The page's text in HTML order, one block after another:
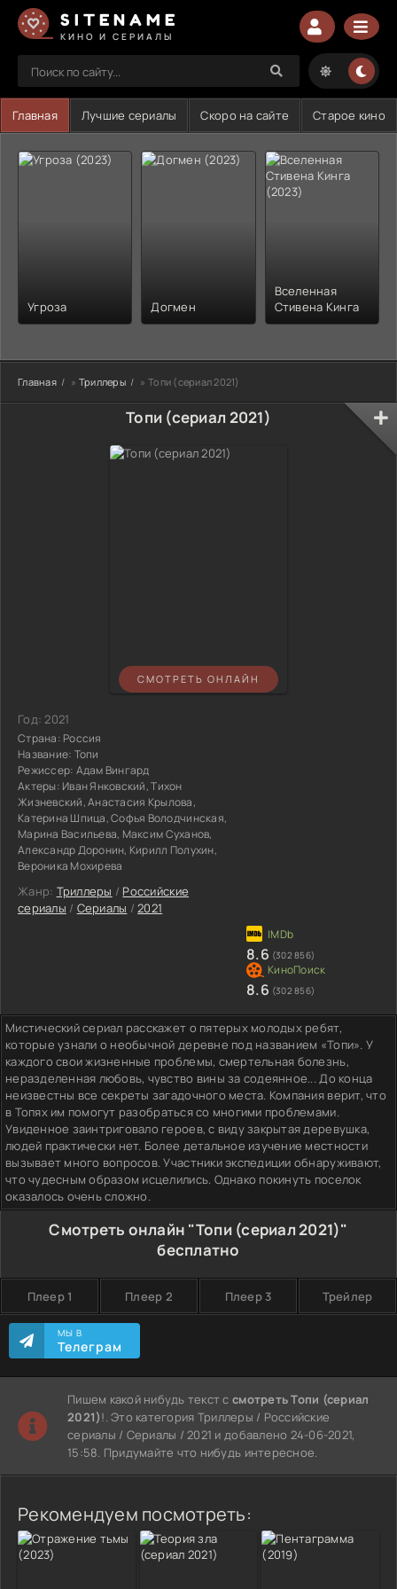
SITENAME
КИНО И СЕРИАЛЫ
Главная Лучшие сериалы Скоро на сайте Старое кино
Угроза Догмен
Вселенная
Стивена Кинга
Главная » Триллеры » Топи (сериал 2021)
Топи (сериал 2021)
СМОТРЕТЬ ОНЛАЙН
Год:2021
Страна: Россия
Название: Топи
Режиссер: Адам Вингард
Актеры: Иван Янковский, Тихон
Жизневский, Анастасия Крылова,
Катерина Шпица, Софья Володчинская,
Марина Васильева, Максим Суханов,
Александр Доронин, Кирилл Полухин,
Вероника Мохирева
Жанр: Триллеры / Российские
сериалы / Сериалы /2021
8.6 (302 856)
8.6 (302 856)
Мистический сериал расскажет о пятерых молодых ребят,
которые узнали о необычной деревне под названием «Топи». У
каждого свои жизненные проблемы, смертельная болезнь,
неразделенная любовь, чувство вины за содеянное... До конца
неизвестны все секреты загадочного места. Компания верит, что
в Топях им помогут разобраться со многими проблемами.
Увиденное заинтриговало героев, с виду закрытая деревушка,
людей практически нет. Более детальное изучение местности
вызывает много вопросов. Участники экспедиции обнаруживают,
что чудесным образом исцелились. Однако покинуть поселок
оказалось очень сложно.
Смотреть онлайн "Топи (сериал 2021)"
бесплатно
Плеер 1 Плеер 2 Плеер 3 Трейлер
МЫ В
Телеграм
Пишем какой нибудь текст ссмотреть Топи (сериал
2021)!. Это категория Триллеры / Российские
сериалы / Сериалы / 2021 и добавлено 24-06-2021,
15:58. Придумайте что нибудь интересное.
Рекомендуем посмотреть: